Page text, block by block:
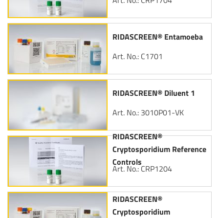
RIDASCREEN® Entamoeba
Art. No.: C1701
RIDASCREEN® Diluent 1
Art. No.: 3010P01-VK
RIDASCREEN®
Cryptosporidium Reference
Controls
Art. No.: CRP1204
RIDASCREEN®
Cryptosporidium